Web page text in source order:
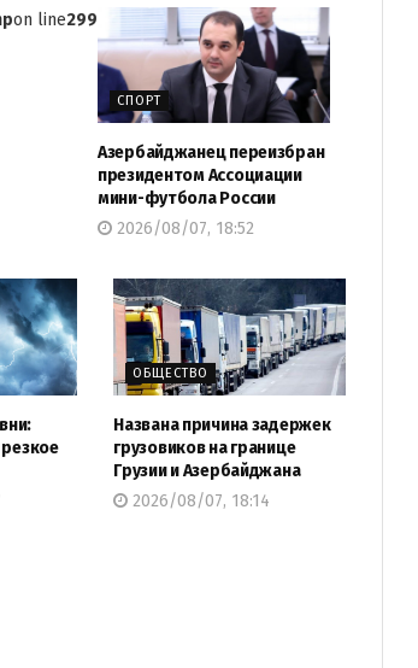
on line299
СПОРТ
Азербайджанец переизбран
президентом Ассоциации
мини-футбола России
2026/08/07, 18:52
ОБЩЕСТВО
Названа причина задержек
грузовиков на границе
Грузии и Азербайджана
2026/08/07, 18:14